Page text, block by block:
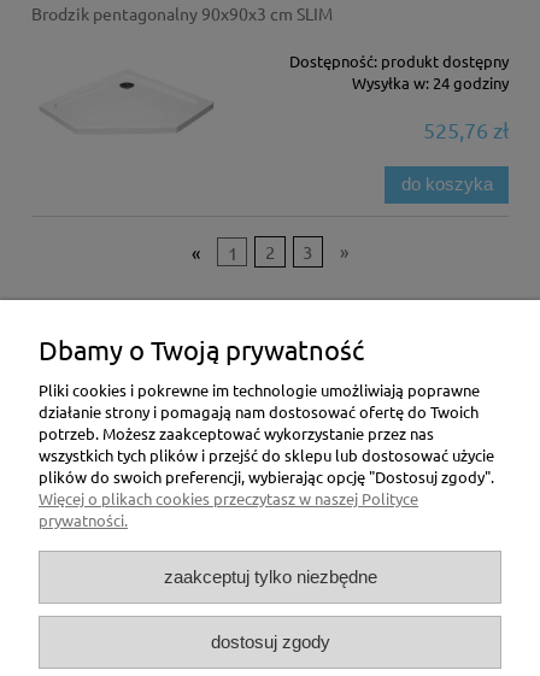
Brodzik pentagonalny 90x90x3 cm SLIM
Dostępność: produkt dostępny
Wysyłka w: 24 godziny
525,76 zł
do koszyka
« 1 2 3 »
Płatności i dostawa
Informacje
O nas
Masz pytania ? Dzwoń !
INFOLINIA - 781 192 851
Dbamy o Twoją prywatność
Pliki cookies i pokrewne im technologie umożliwiają poprawne
działanie strony i pomagają nam dostosować ofertę do Twoich
potrzeb. Możesz zaakceptować wykorzystanie przez nas
wszystkich tych plików i przejść do sklepu lub dostosować użycie
plików do swoich preferencji, wybierając opcję "Dostosuj zgody".
Więcej o plikach cookies przeczytasz w naszej Polityce
prywatności.
zaakceptuj tylko niezbędne
dostosuj zgody